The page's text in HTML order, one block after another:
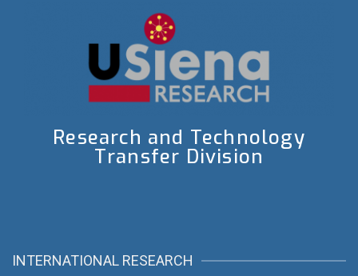
Research and Technology
Transfer Division
INTERNATIONAL RESEARCH